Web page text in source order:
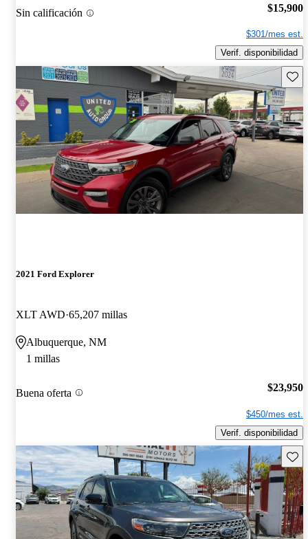
Sin calificación $15,900
$301/mes est.
Verif. disponibilidad
2021 Ford Explorer
XLT AWD 65,207 millas
Albuquerque, NM
1 millas
Buena oferta $23,950
$450/mes est.
Verif. disponibilidad